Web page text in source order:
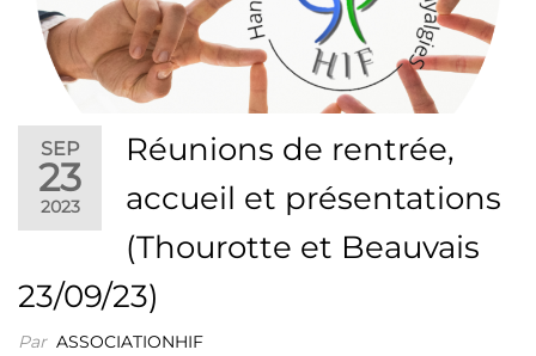
SEP
23
2023
Réunions de rentrée,
accueil et présentations
(Thourotte et Beauvais
23/09/23)
Par ASSOCIATIONHIF